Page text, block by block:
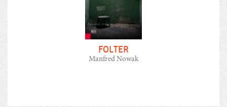
FOLTER
Manfred Nowak